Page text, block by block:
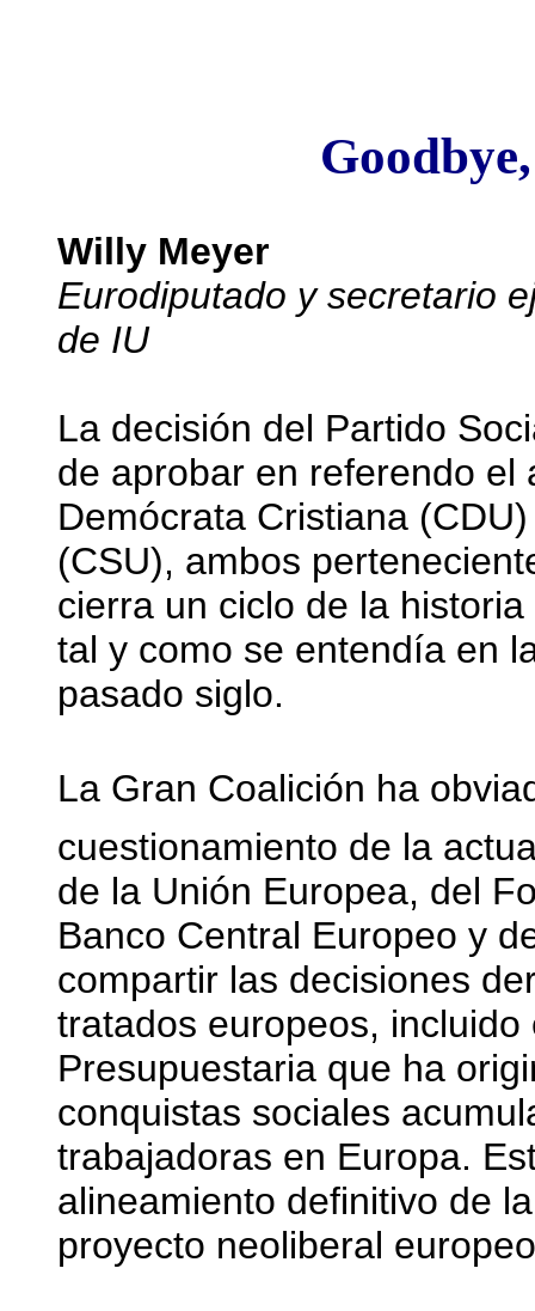
Willy Meyer
Eurodiputado y secretario
de IU
La decisión del Partido
de aprobar en referendo el
Demócrata Cristiana
(CSU), ambos
cierra un ciclo de la
tal y como se entendía en
pasado siglo.
La Gran Coalición ha
cuestionamiento de la
de la Unión Europea, del
Banco Central Europeo y
compartir las decisiones
tratados europeos,
Presupuestaria que ha
conquistas sociales
trabajadoras en Europa.
alineamiento definitivo de
proyecto neoliberal